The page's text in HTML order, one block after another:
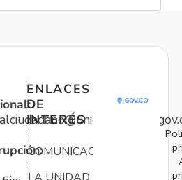
ENLACES
DE
INTERÉS
COMUNICACIONES